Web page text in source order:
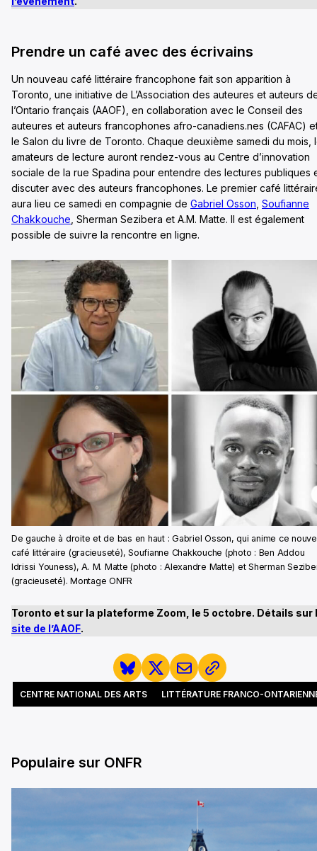
Prendre un café avec des écrivains
Un nouveau café littéraire francophone fait son apparition à
Toronto, une initiative de L’Association des auteures et auteurs
l’Ontario français (AAOF), en collaboration avec le Conseil des
auteures et auteurs francophones afro-canadiens.nes (CAFAC)
le Salon du livre de Toronto. Chaque deuxième samedi du mois,
amateurs de lecture auront rendez-vous au Centre d’innovation
sociale de la rue Spadina pour entendre des lectures publiques
discuter avec des auteurs francophones. Le premier café
aura lieu ce samedi en compagnie de Gabriel Osson Soufianne
Chakkouche , Sherman Sezibera et A.M. Matte. Il est également
possible de suivre la rencontre en ligne.
De gauche à droite et de bas en haut : Gabriel Osson, qui anime ce
café littéraire (gracieuseté), Soufianne Chakkouche (photo : Ben Addou
Idrissi Youness), A. M. Matte (photo : Alexandre Matte) et Sherman
(gracieuseté). Montage ONFR
Toronto et sur la plateforme Zoom, le 5 octobre. Détails sur
site de l’AAOF.
CENTRE NATIONAL DES ARTS LITTÉRATURE FRANCO-
Populaire sur ONFR